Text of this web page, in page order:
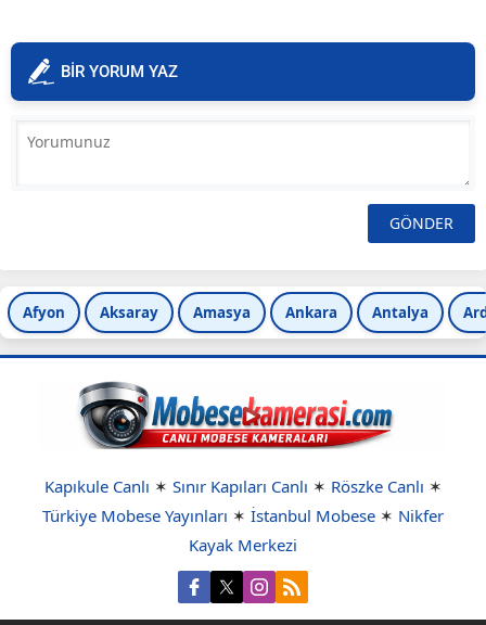
BİR YORUM YAZ
Afyon Aksaray Amasya Ankara Antalya
Kapıkule Canlı ✶ Sınır Kapıları Canlı ✶ Röszke Canlı ✶
Türkiye Mobese Yayınları ✶ İstanbul Mobese ✶ Nikfer
Kayak Merkezi